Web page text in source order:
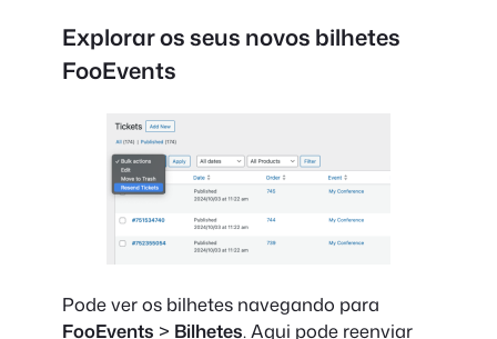
Explorar os seus novos bilhetes
FooEvents
Pode ver os bilhetes navegando para
FooEvents > Bilhetes. Aqui pode reenviar